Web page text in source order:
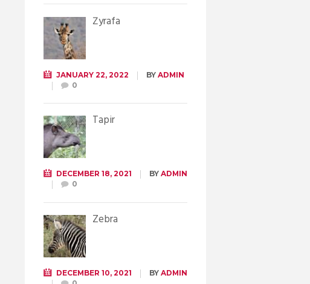
Żyrafa
JANUARY 22, 2022 BY ADMIN
0
Tapir
DECEMBER 18, 2021 BY ADMIN
0
Zebra
DECEMBER 10, 2021 BY ADMIN